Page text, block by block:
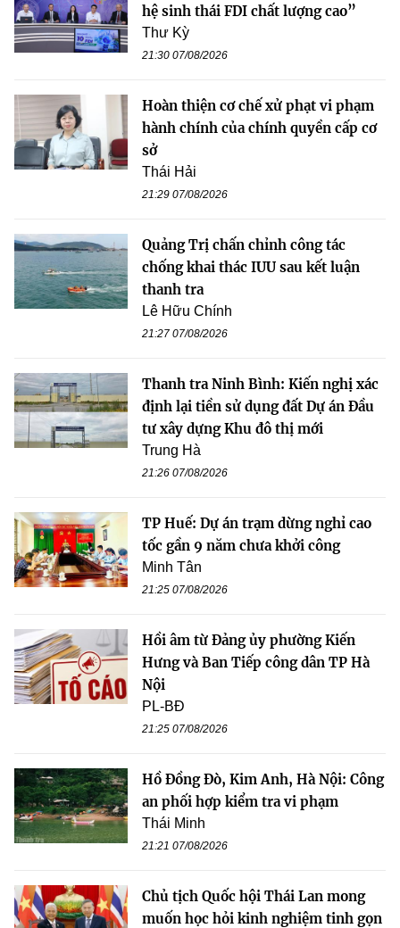
hệ sinh thái FDI chất lượng cao”
Thư Kỳ
21:30 07/08/2026
Hoàn thiện cơ chế xử phạt vi phạm
hành chính của chính quyền cấp cơ
sở
Thái Hải
21:29 07/08/2026
Quảng Trị chấn chỉnh công tác
chống khai thác IUU sau kết luận
thanh tra
Lê Hữu Chính
21:27 07/08/2026
Thanh tra Ninh Bình: Kiến nghị xác
định lại tiền sử dụng đất Dự án Đầu
tư xây dựng Khu đô thị mới
Trung Hà
21:26 07/08/2026
TP Huế: Dự án trạm dừng nghỉ cao
tốc gần 9 năm chưa khởi công
Minh Tân
21:25 07/08/2026
Hồi âm từ Đảng ủy phường Kiến
Hưng và Ban Tiếp công dân TP Hà
Nội
PL-BĐ
21:25 07/08/2026
Hồ Đồng Đò, Kim Anh, Hà Nội: Công
an phối hợp kiểm tra vi phạm
Thái Minh
21:21 07/08/2026
Chủ tịch Quốc hội Thái Lan mong
muốn học hỏi kinh nghiệm tinh gọn